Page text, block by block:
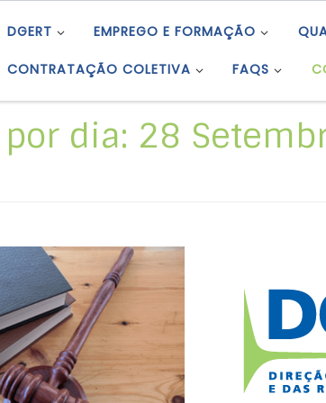
DGERT EMPREGO E FORMAÇÃO
CONTRATAÇÃO COLETIVA FAQS
dia: 28
dos
e Aviação (STAMA)
avisos prévios, que os
Portway –
SA (Portway) farão
extraordinário, com início
a 31 de dezembro de
regime de
O Europass
do Parlamento
uma
um conjunto
ajudar as
carreiras e a
As